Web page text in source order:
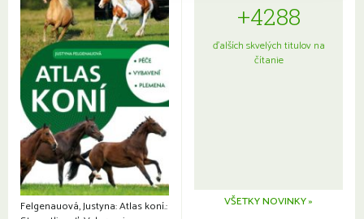
Felgenauová, Justyna: Atlas koní.:
+4288
ďalších skvelých titulov na
čítanie
VŠETKY NOVINKY »